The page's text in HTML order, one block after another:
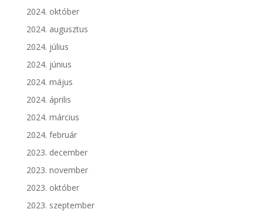
2024. október
2024. augusztus
2024. július
2024. június
2024. május
2024. április
2024. március
2024. február
2023. december
2023. november
2023. október
2023. szeptember